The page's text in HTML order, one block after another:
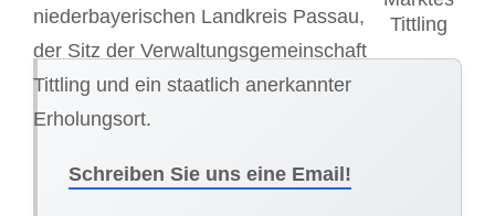
niederbayerischen Landkreis Passau,
der Sitz der Verwaltungsgemeinschaft
Tittling und ein staatlich anerkannter
Erholungsort.
Schreiben Sie uns eine Email!